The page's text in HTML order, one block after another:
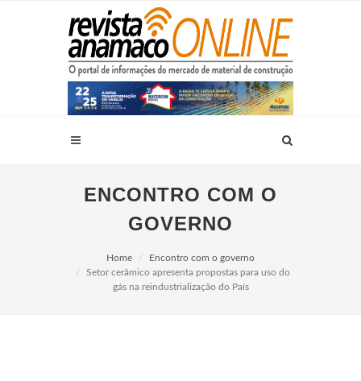
ENCONTRO COM O
GOVERNO
Home
Encontro com o governo
Setor cerâmico apresenta propostas para uso do
gás na reindustrialização do País